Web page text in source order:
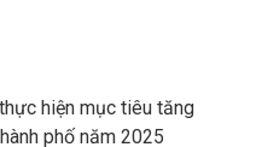
hiện mục tiêu tăng
phố năm 2025